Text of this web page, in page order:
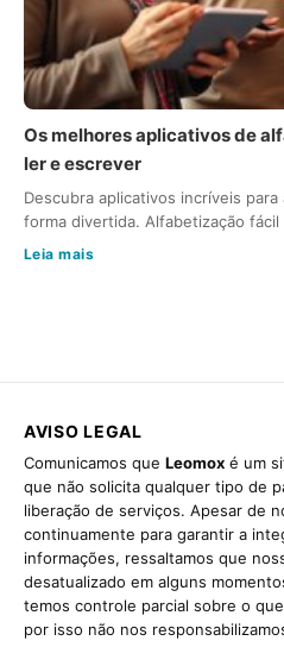
Os melhores aplicativos de
ler e escrever
Descubra aplicativos incríveis
forma divertida. Alfabetização
Leia mais
AVISO LEGAL
Comunicamos que Leomox é um
que não solicita qualquer tipo de
liberação de serviços. Apesar de
continuamente para garantir a
informações, ressaltamos que
desatualizado em alguns
temos controle parcial sobre o
por isso não nos